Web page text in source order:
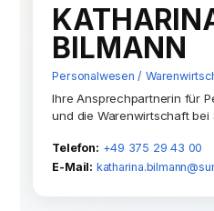
BILMANN
Personalwesen /
Ihre Ansprechpartnerin für
und die Warenwirtschaft bei
Telefon: +49 375 29 43 00
E-Mail: